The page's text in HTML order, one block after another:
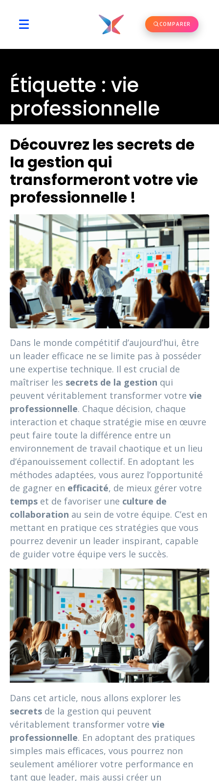
COMPARER
Étiquette : vie
professionnelle
Découvrez les secrets de
la gestion qui
transformeront votre vie
professionnelle !
Dans le monde compétitif d’aujourd’hui, être
un leader efficace ne se limite pas à posséder
une expertise technique. Il est crucial de
maîtriser les secrets de la gestion qui
peuvent véritablement transformer votre vie
professionnelle. Chaque décision, chaque
interaction et chaque stratégie mise en œuvre
peut faire toute la différence entre un
environnement de travail chaotique et un lieu
d’épanouissement collectif. En adoptant les
méthodes adaptées, vous aurez l’opportunité
de gagner en efficacité, de mieux gérer votre
temps et de favoriser une culture de
collaboration au sein de votre équipe. C’est en
mettant en pratique ces stratégies que vous
pourrez devenir un leader inspirant, capable
de guider votre équipe vers le succès.
Dans cet article, nous allons explorer les
secrets de la gestion qui peuvent
véritablement transformer votre vie
professionnelle. En adoptant des pratiques
simples mais efficaces, vous pourrez non
seulement améliorer votre performance en
tant que leader, mais aussi créer un